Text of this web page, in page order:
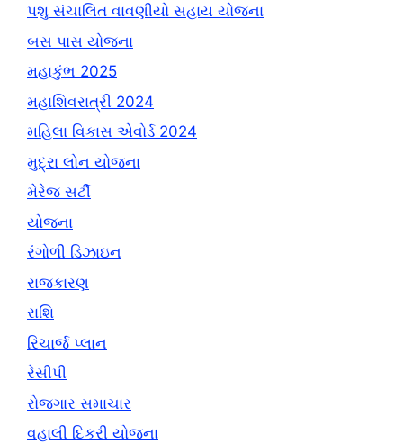
પશુ સંચાલિત વાવણીયો સહાય યોજના
બસ પાસ યોજના
મહાકુંભ 2025
મહાશિવરાત્રી 2024
મહિલા વિકાસ એવોર્ડ 2024
મુદ્રા લોન યોજના
મેરેજ સર્ટી
યોજના
રંગોળી ડિઝાઇન
રાજકારણ
રાશિ
રિચાર્જ પ્લાન
રેસીપી
રોજગાર સમાચાર
વહાલી દિકરી યોજના